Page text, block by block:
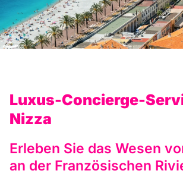
Luxus-Concierge-
Nizza
Erleben Sie das Wesen
an der Französischen